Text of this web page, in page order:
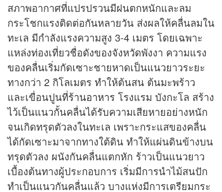
สภาพอากาศที่แปรปรวนมีฝนตกหนักและลม
กระโชกแรงติดต่อกันหลายวัน ส่งผลให้คลื่นลมใน
ทะเล มีกำลังแรงความสูง 3-4 เมตร โดยเฉพาะ
แหล่งท่องเที่ยวชื่อดังของจังหวัดพังงา ความแรง
ของคลื่นเริ่มกัดเซาะชายหาดเป็นแนวยาวระยะ
ทางกว่า 2 กิโลเมตร ทำให้ต้นสน ต้นมะพร้าว
และเขื่อนปูนที่ร้านอาหาร โรงแรม บังกะโล สร้าง
ไว้เป็นแนวกั้นคลื่นได้รับความเสียหายอย่างหนัก
จนเกิดทรุดตัวลงในทะเล เพราะกระแสของคลื่น
ได้กัดเซาะมาจากทางใต้ดิน ทำให้แผ่นดินข้างบน
ทรุดตัวลง ผนังกันคลื่นแตกหัก ร้าวเป็นแนวยาว
เบื้องต้นทางผู้ประกอบการ เริ่มมีการนำไม้สนปัก
ทำเป็นแนวกันคลื่นแล้ว บางแห่งมีการเตรียมกระ